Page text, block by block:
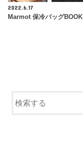
2022.6.17
Marmot 保冷バッグBOOK